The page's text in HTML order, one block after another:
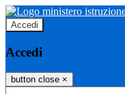
Accedi
Accedi
button close ×